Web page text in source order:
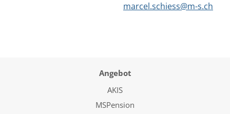
marcel.schiess@m-s.ch
Angebot
AKIS
MSPension